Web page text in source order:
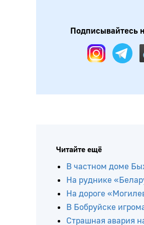
Подписывайтесь
Читайте ещё
В частном доме
На руднике
На дороге
В Бобруйске
Страшная авария